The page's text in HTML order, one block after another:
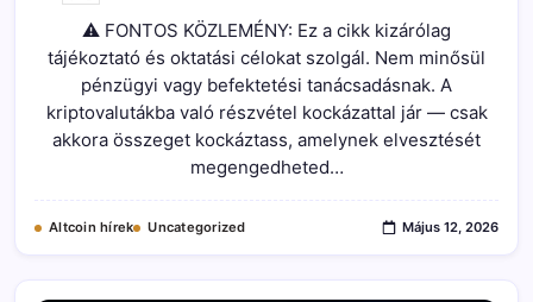
Az
Stakingért?
Működik
A
MultiversX
Passzív
⚠ FONTOS KÖZLEMÉNY: Ez a cikk kizárólag
tájékoztató és oktatási célokat szolgál. Nem minősül
pénzügyi vagy befektetési tanácsadásnak. A
kriptovalutákba való részvétel kockázattal jár — csak
akkora összeget kockáztass, amelynek elvesztését
megengedheted…
Altcoin hírek Uncategorized Május 12, 2026